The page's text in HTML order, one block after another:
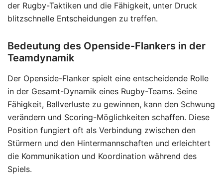
der Rugby-Taktiken und die Fähigkeit, unter Druck
blitzschnelle Entscheidungen zu treffen.
Bedeutung des Openside-Flankers in der
Teamdynamik
Der Openside-Flanker spielt eine entscheidende Rolle
in der Gesamt-Dynamik eines Rugby-Teams. Seine
Fähigkeit, Ballverluste zu gewinnen, kann den Schwung
verändern und Scoring-Möglichkeiten schaffen. Diese
Position fungiert oft als Verbindung zwischen den
Stürmern und den Hintermannschaften und erleichtert
die Kommunikation und Koordination während des
Spiels.